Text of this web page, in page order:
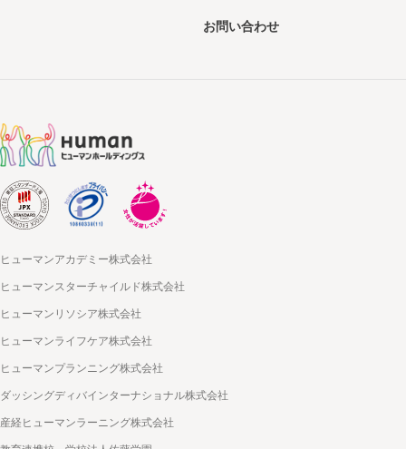
お問い合わせ
ヒューマンアカデミー株式会社
ヒューマンスターチャイルド株式会社
ヒューマンリソシア株式会社
ヒューマンライフケア株式会社
ヒューマンプランニング株式会社
ダッシングディバインターナショナル株式会社
産経ヒューマンラーニング株式会社